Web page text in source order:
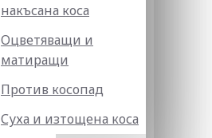
накъсана коса
Оцветяващи и
матиращи
Против косопад
Суха и изтощена коса